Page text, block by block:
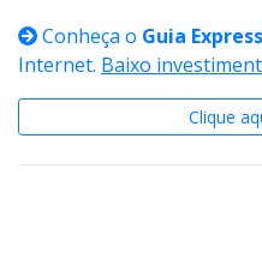
dermocosméticos por
Conheça oGuia
Internet.Baixo